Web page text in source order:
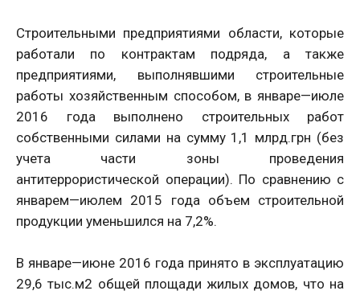
Строительными предприятиями области, которые
работали по контрактам подряда, а также
предприятиями, выполнявшими строительные
работы хозяйственным способом, в январе—июле
2016 года выполнено строительных работ
собственными силами на сумму 1,1 млрд.грн (без
учета части зоны проведения
антитеррористической операции). По сравнению с
январем—июлем 2015 года объем строительной
продукции уменьшился на 7,2%.
В январе—июне 2016 года принято в эксплуатацию
29,6 тыс.м2 общей площади жилых домов, что на